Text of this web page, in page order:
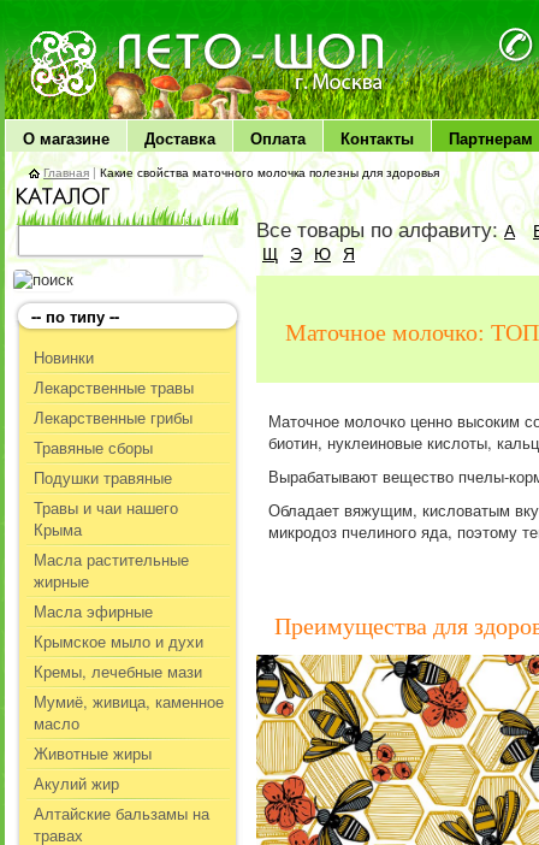
ЛЕТО чудо здоровья
О магазине Доставка Оплата Контакты Партнерам
Главная |Какие свойства маточного молочка полезны для здоровья
-- по типу --
Новинки
Лекарственные травы
Лекарственные грибы
Травяные сборы
Подушки травяные
Травы и чаи нашего
Крыма
Масла растительные
жирные
Масла эфирные
Крымское мыло и духи
Кремы, лечебные мази
Мумиё, живица, каменное
масло
Животные жиры
Акулий жир
Алтайские бальзамы на
травах
Все товары по алфавиту:А
Щ Э Ю Я
Маточное молочко:
Маточное молочко ценно высоким
биотин, нуклеиновые кислоты,
Вырабатывают вещество пчелы-
Обладает вяжущим, кисловатым
микродоз пчелиного яда, поэтому
Преимущества для